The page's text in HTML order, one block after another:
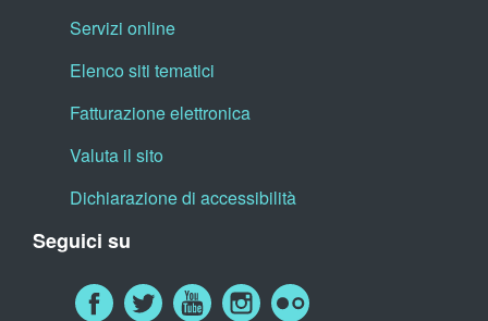
Servizi online
Elenco siti tematici
Fatturazione elettronica
Valuta il sito
Dichiarazione di accessibilità
Seguici su